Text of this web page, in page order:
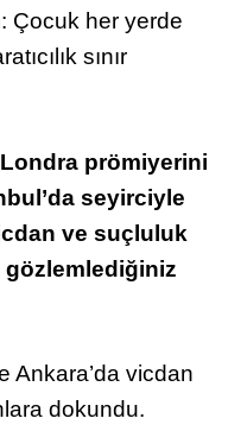
Çocuk her yerde
sınır
prömiyerini
seyirciyle
ve suçluluk
gözlemlediğiniz
Ankara’da vicdan
dokundu.